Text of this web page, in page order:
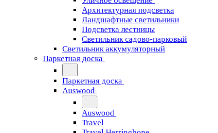
Архитектурная подсветка
Ландшафтные светильники
Подсветка лестницы
Светильник садово-парковый
Светильник аккумуляторный
Паркетная доска
Паркетная доска
Auswood
Auswood
Travel